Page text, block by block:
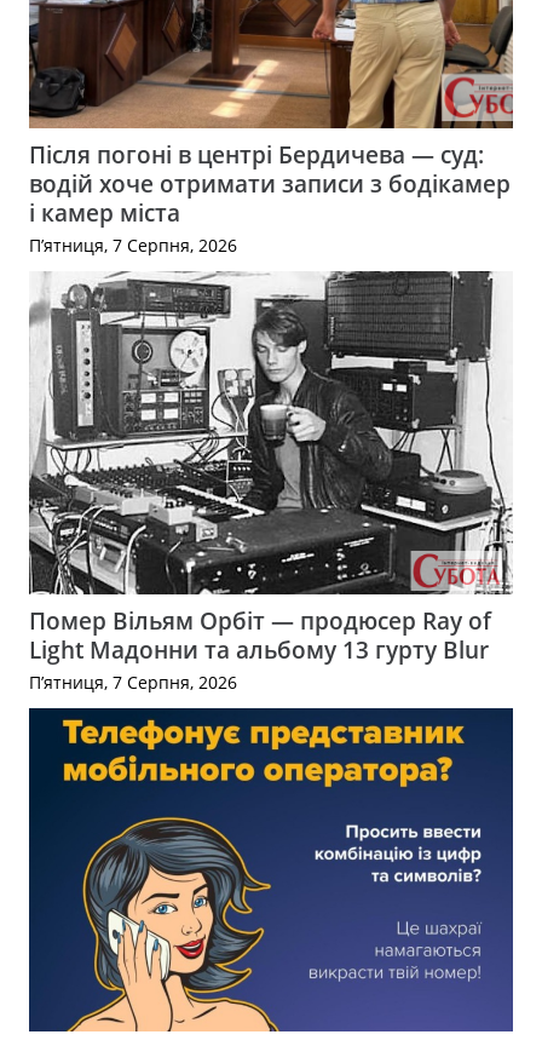
Після погоні в центрі Бердичева — суд:
водій хоче отримати записи з бодікамер
і камер міста
П’ятниця, 7 Серпня, 2026
Помер Вільям Орбіт — продюсер Ray of
Light Мадонни та альбому 13 гурту Blur
П’ятниця, 7 Серпня, 2026